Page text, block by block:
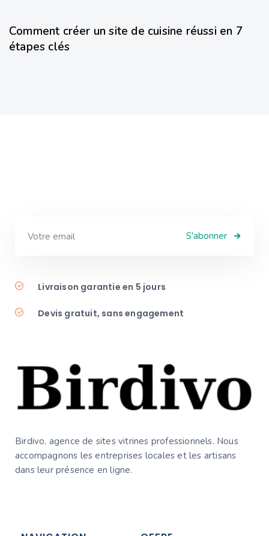
Comment créer un site de cuisine réussi en 7
étapes clés
S'abonner
Livraison garantie en 5 jours
Devis gratuit, sans engagement
Birdivo, agence de sites vitrines professionnels. Nous
accompagnons les entreprises locales et les artisans
dans leur présence en ligne.